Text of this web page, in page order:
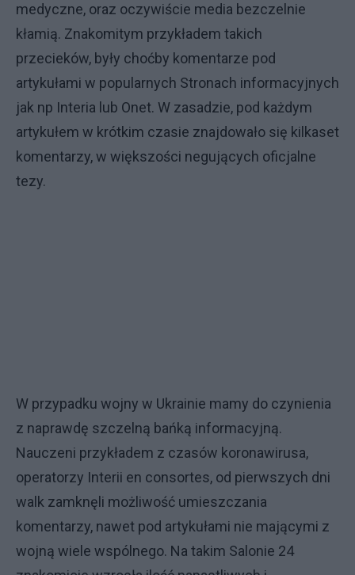
medyczne, oraz oczywiście media bezczelnie
kłamią. Znakomitym przykładem takich
przecieków, były choćby komentarze pod
artykułami w popularnych Stronach informacyjnych
jak np Interia lub Onet. W zasadzie, pod każdym
artykułem w krótkim czasie znajdowało się kilkaset
komentarzy, w większości negujących oficjalne
tezy.
W przypadku wojny w Ukrainie mamy do czynienia
z naprawdę szczelną bańką informacyjną.
Nauczeni przykładem z czasów koronawirusa,
operatorzy Interii en consortes, od pierwszych dni
walk zamknęli możliwość umieszczania
komentarzy, nawet pod artykułami nie mającymi z
wojną wiele wspólnego. Na takim Salonie 24